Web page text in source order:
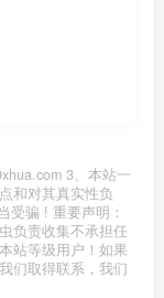
3、本站一
和对其真实性负
受骗 ! 重要声明：
负责收集不承担任
站等级用户！如果
们取得联系，我们